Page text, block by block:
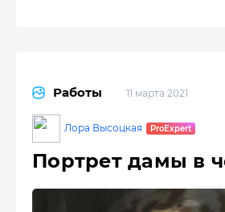
Работы 11 марта 2021
Лора Высоцкая
Портрет дамы в